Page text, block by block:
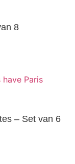
8
– Set van 6